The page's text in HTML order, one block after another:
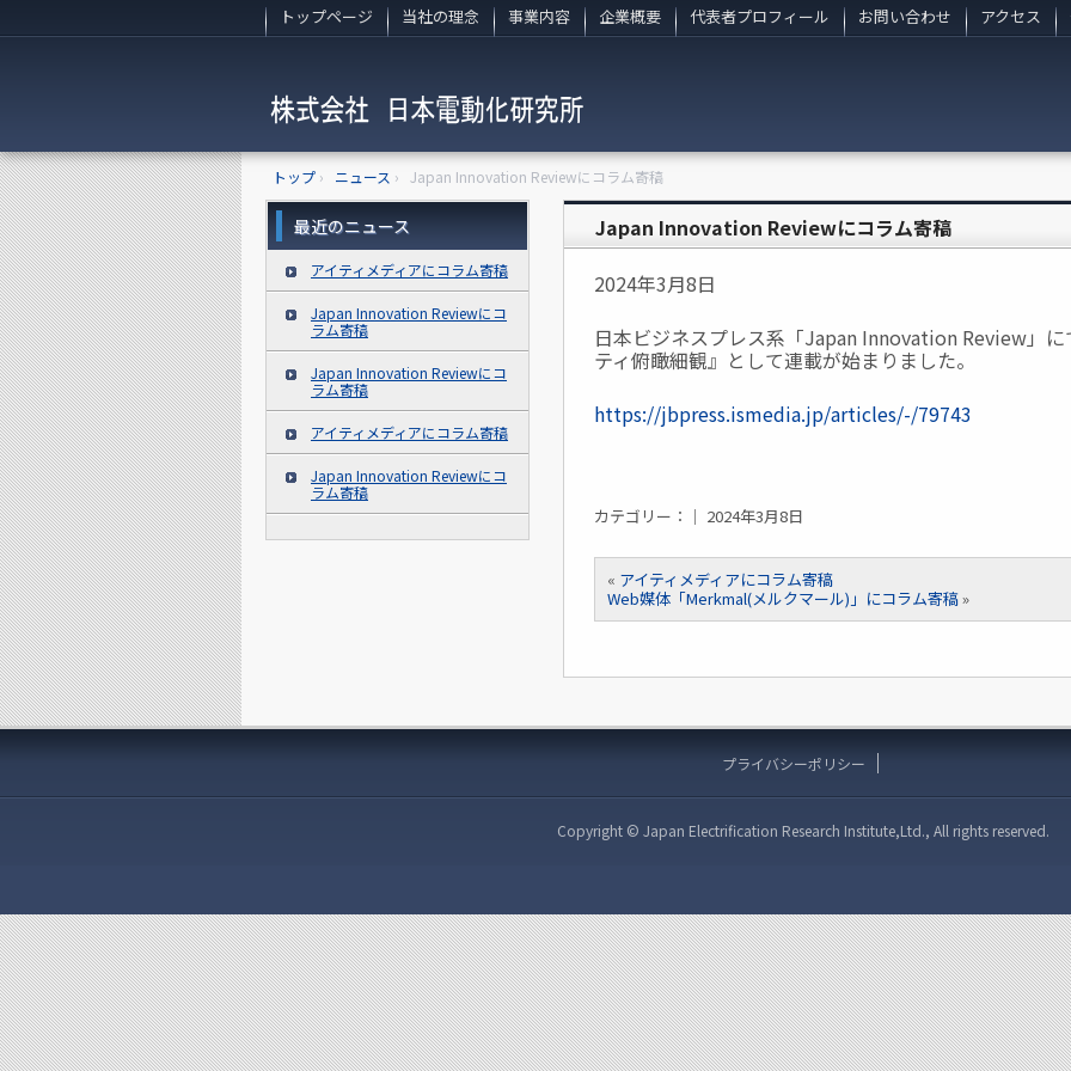
トップページ 当社の理念 事業内容 企業概要 代表者プロフィール お問い合わせ アクセス
トップ › ニュース › Japan Innovation Reviewにコラム寄稿
Japan Innovation Reviewにコラム寄稿
2024年3月8日
日本ビジネスプレス系「Japan Innovation Review」
ティ俯瞰細観』として連載が始まりました。
https://jbpress.ismedia.jp/articles/-/79743
カテゴリー：｜ 2024年3月8日
« アイティメディアにコラム寄稿
Web媒体「Merkmal(メルクマール)」にコラム寄稿»
最近のニュース
アイティメディアにコラム寄稿
Japan Innovation Reviewにコ
ラム寄稿
Japan Innovation Reviewにコ
ラム寄稿
アイティメディアにコラム寄稿
Japan Innovation Reviewにコ
ラム寄稿
プライバシーポリシー
Copyright © Japan Electrification Research Institute,Ltd., All rights reserved.